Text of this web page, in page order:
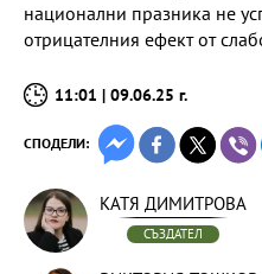
национални празника не
отрицателния ефект от
11:01 | 09.06.25 г.
СПОДЕЛИ:
КАТЯ ДИМИТРОВА
СЪЗДАТЕЛ